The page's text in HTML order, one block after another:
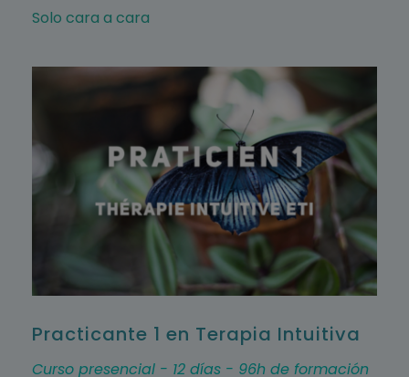
Solo cara a cara
Practicante 1 en Terapia Intuitiva
Curso presencial - 12 días - 96h de formación